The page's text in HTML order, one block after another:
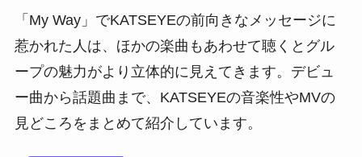
「My Way」でKATSEYEの前向きなメッセージに
惹かれた人は、ほかの楽曲もあわせて聴くとグル
ープの魅力がより立体的に見えてきます。デビュ
ー曲から話題曲まで、KATSEYEの音楽性やMVの
見どころをまとめて紹介しています。